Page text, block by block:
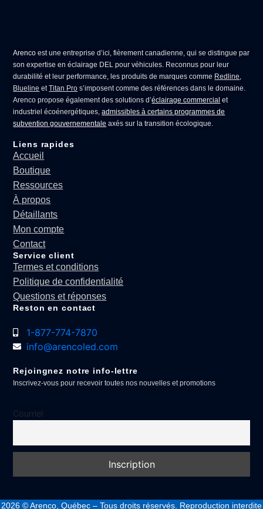
Arenco est une entreprise d’ici, fièrement canadienne, qui se distingue par
son expertise enéclairage DEL pour véhicules. Reconnus pour leur
durabilité et leur performance, les produits de marques comme Redline,
Blueline etTitan Pro s’imposent comme des références dans le domaine.
Arenco propose également des solutions d’éclairage commercial et
industriel écoénergétiques,admissibles à certains programmes de
subvention gouvernementale axés sur la transition écologique.
Liens rapides
Accueil
Boutique
Ressources
À propos
Détaillants
Mon compte
Contact
Service client
Termes et conditions
Politique de confidentialité
Questions et réponses
Reston en contact
1-877-774-7870
info@arencoled.com
Rejoingnez notre info-lettre
Inscrivez-vous pour recevoir toutes nos nouvelles et promotions
Courriel
2026 © Arenco, Québec – Tous droits réservés. Reproduction interdite